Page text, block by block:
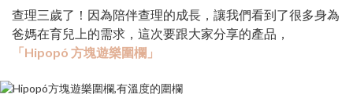
查理三歲了！因為陪伴查理的成長，讓我們看到了很多身為
爸媽在育兒上的需求，這次要跟大家分享的產品，
「Hipopó 方塊遊樂圍欄」